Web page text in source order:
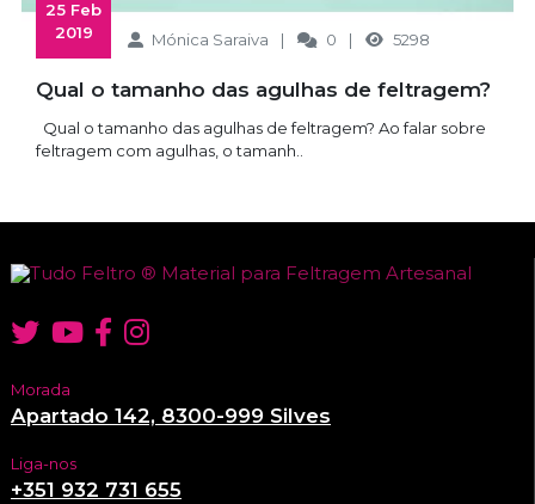
Mónica Saraiva 0 5298
2019
Qual o tamanho das agulhas de feltragem?
Qual o tamanho das agulhas de feltragem? Ao falar sobre
feltragem com agulhas, o tamanh..
Morada
Apartado 142, 8300-999 Silves
Liga-nos
+351 932 731 655